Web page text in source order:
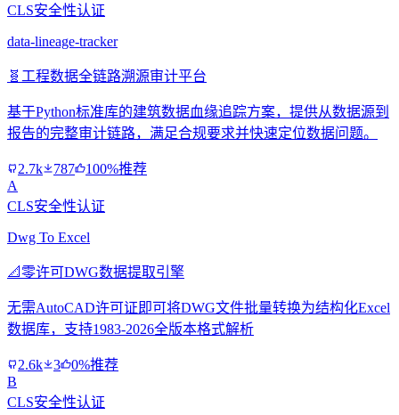
CLS安全性认证
data-lineage-tracker
🧬 工程数据全链路溯源审计平台
基于Python标准库的建筑数据血缘追踪方案，提供从数据源到
报告的完整审计链路，满足合规要求并快速定位数据问题。
2.7k 787
100%推荐
A
CLS安全性认证
Dwg To Excel
📐零许可DWG数据提取引擎
无需AutoCAD许可证即可将DWG文件批量转换为结构化Excel
数据库，支持1983-2026全版本格式解析
2.6k 3
0%推荐
B
CLS安全性认证